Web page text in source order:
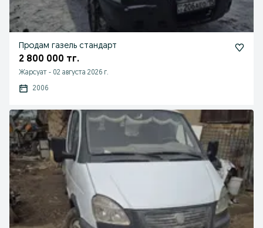
Продам газель стандарт
2 800 000 тг.
Жарсуат - 02 августа 2026 г.
2006